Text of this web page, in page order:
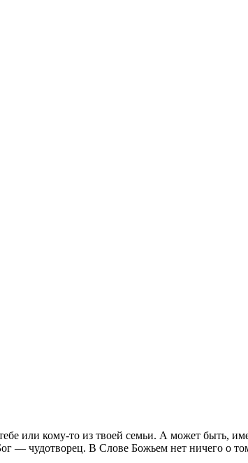
или кому-то из твоей семьи. А может быть,
— чудотворец. В Слове Божьем нет ничего о